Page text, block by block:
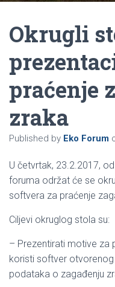
Okrugli
praćenje
zraka
Published by Eko Forum
U četvrtak, 23.2.2017,
foruma održat će se
softvera za praćenje
Ciljevi okruglog stola su:
– Prezentirati motive za
koristi softver
podataka o zagađenju